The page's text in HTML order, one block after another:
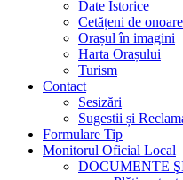
Date Istorice
Cetățeni de onoare
Orașul în imagini
Harta Orașului
Turism
Contact
Sesizări
Sugestii și
Formulare Tip
Monitorul Oficial Local
DOCUMENTE